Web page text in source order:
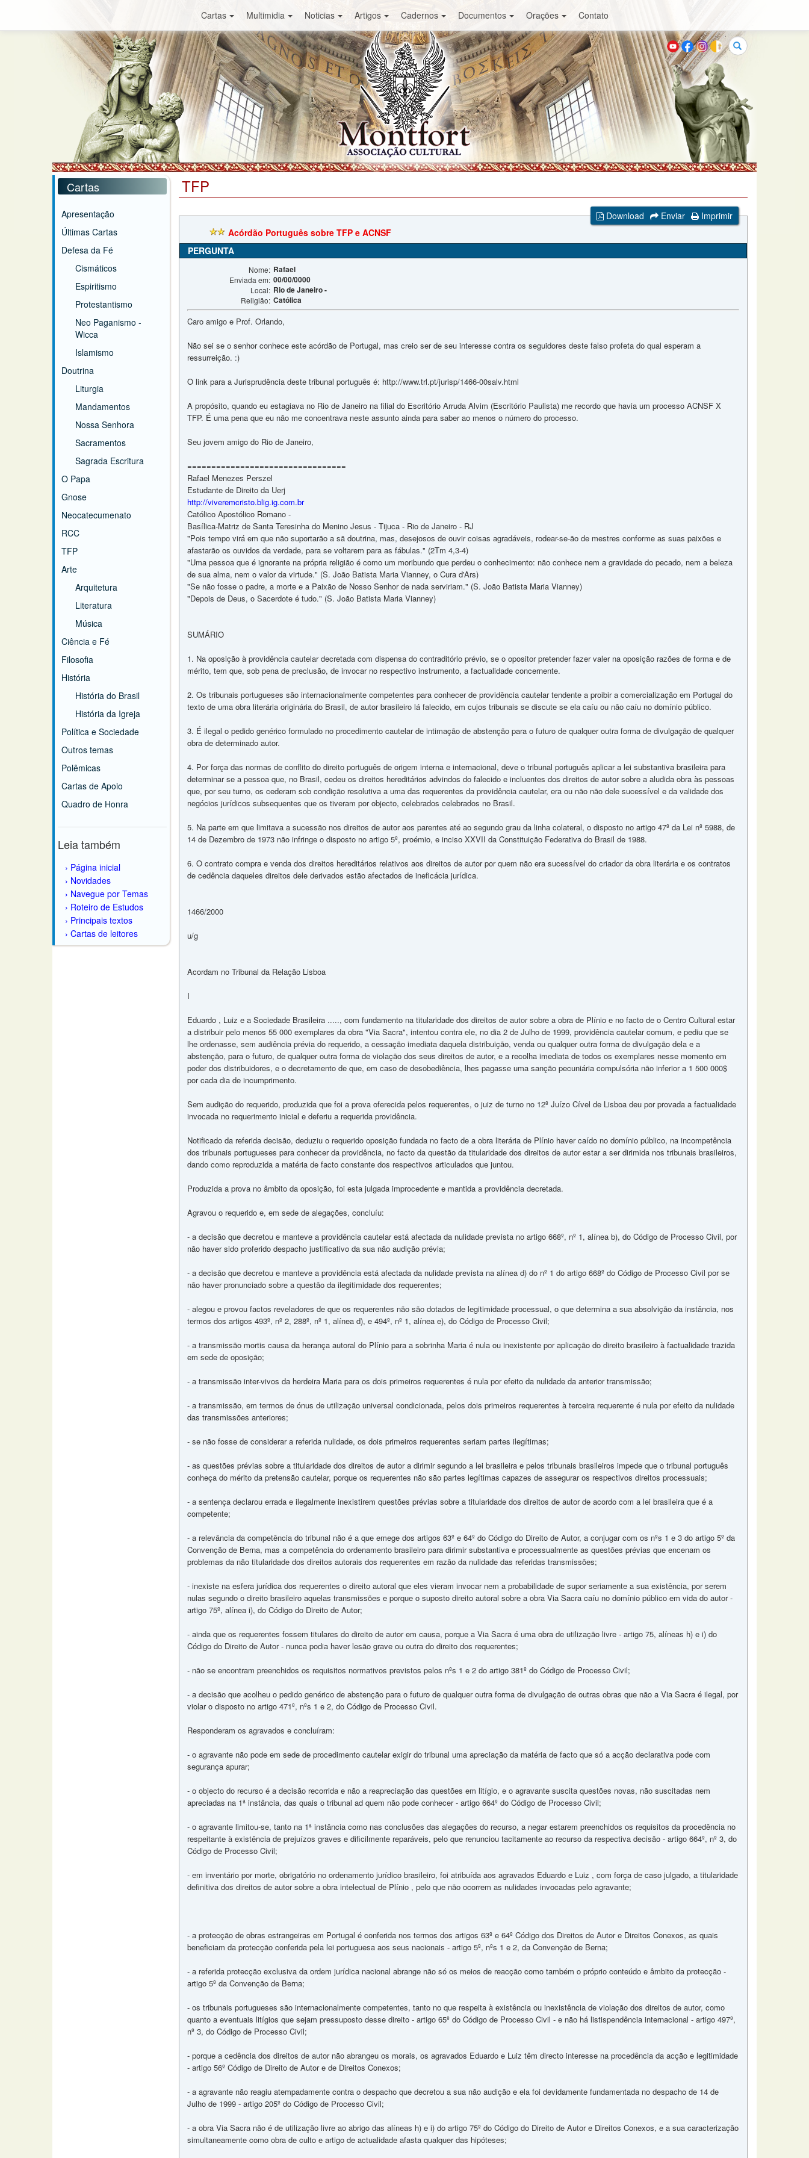
Cartas Multimidia Noticias Artigos Cadernos Documentos Orações Contato
Buscar
Cartas
Apresentação
Últimas Cartas
Defesa da Fé
Cismáticos
Espiritismo
Protestantismo
Neo Paganismo -
Wicca
Islamismo
Doutrina
Liturgia
Mandamentos
Nossa Senhora
Sacramentos
Sagrada Escritura
O Papa
Gnose
Neocatecumenato
RCC
TFP
Arte
Arquitetura
Literatura
Música
Ciência e Fé
Filosofia
História
História do Brasil
História da Igreja
Política e Sociedade
Outros temas
Polêmicas
Cartas de Apoio
Quadro de Honra
Leia também
Página inicial
Novidades
Navegue por Temas
Roteiro de Estudos
Principais textos
Cartas de leitores
TFP
Download Enviar
Imprimir
Acórdão Português sobre TFP e ACNSF
PERGUNTA
Nome: Rafael
Enviada em: 00/00/0000
Local: Rio de Janeiro -
Religião: Católica
Caro amigo e Prof. Orlando,
Não sei se o senhor conhece este acórdão de Portugal, mas creio ser de seu interesse contra os seguidores deste falso profeta do qual esperam a
ressurreição. :)
O link para a Jurisprudência deste tribunal português é: http://www.trl.pt/jurisp/1466-00salv.html
A propósito, quando eu estagiava no Rio de Janeiro na filial do Escritório Arruda Alvim (Escritório Paulista) me recordo que havia um processo ACNSF X
TFP. É uma pena que eu não me concentrava neste assunto ainda para saber ao menos o número do processo.
Seu jovem amigo do Rio de Janeiro,
=================================
Rafael Menezes Perszel
Estudante de Direito da Uerj
http://viveremcristo.blig.ig.com.br
Católico Apostólico Romano -
Basílica-Matriz de Santa Teresinha do Menino Jesus - Tijuca - Rio de Janeiro - RJ
"Pois tempo virá em que não suportarão a sã doutrina, mas, desejosos de ouvir coisas agradáveis, rodear-se-ão de mestres conforme as suas paixões e
afastarão os ouvidos da verdade, para se voltarem para as fábulas." (2Tm 4,3-4)
"Uma pessoa que é ignorante na própria religião é como um moribundo que perdeu o conhecimento: não conhece nem a gravidade do pecado, nem a beleza
de sua alma, nem o valor da virtude." (S. João Batista Maria Vianney, o Cura d'Ars)
"Se não fosse o padre, a morte e a Paixão de Nosso Senhor de nada serviriam." (S. João Batista Maria Vianney)
"Depois de Deus, o Sacerdote é tudo." (S. João Batista Maria Vianney)
SUMÁRIO
1. Na oposição à providência cautelar decretada com dispensa do contraditório prévio, se o opositor pretender fazer valer na oposição razões de forma e de
mérito, tem que, sob pena de preclusão, de invocar no respectivo instrumento, a factualidade concernente.
2. Os tribunais portugueses são internacionalmente competentes para conhecer de providência cautelar tendente a proibir a comercialização em Portugal do
texto de uma obra literária originária do Brasil, de autor brasileiro lá falecido, em cujos tribunais se discute se ela caíu ou não caíu no domínio público.
3. É ilegal o pedido genérico formulado no procedimento cautelar de intimação de abstenção para o futuro de qualquer outra forma de divulgação de qualquer
obra de determinado autor.
4. Por força das normas de conflito do direito português de origem interna e internacional, deve o tribunal português aplicar a lei substantiva brasileira para
determinar se a pessoa que, no Brasil, cedeu os direitos hereditários advindos do falecido e incluentes dos direitos de autor sobre a aludida obra às pessoas
que, por seu turno, os cederam sob condição resolutiva a uma das requerentes da providência cautelar, era ou não não dele sucessível e da validade dos
negócios jurídicos subsequentes que os tiveram por objecto, celebrados celebrados no Brasil.
5. Na parte em que limitava a sucessão nos direitos de autor aos parentes até ao segundo grau da linha colateral, o disposto no artigo 47º da Lei nº 5988, de
14 de Dezembro de 1973 não infringe o disposto no artigo 5º, proémio, e inciso XXVII da Constituição Federativa do Brasil de 1988.
6. O contrato compra e venda dos direitos hereditários relativos aos direitos de autor por quem não era sucessível do criador da obra literária e os contratos
de cedência daqueles direitos dele derivados estão afectados de ineficácia jurídica.
1466/2000
u/g
Acordam no Tribunal da Relação Lisboa
I
Eduardo , Luiz e a Sociedade Brasileira ....., com fundamento na titularidade dos direitos de autor sobre a obra de Plínio e no facto de o Centro Cultural estar
a distribuir pelo menos 55 000 exemplares da obra "Via Sacra", intentou contra ele, no dia 2 de Julho de 1999, providência cautelar comum, e pediu que se
lhe ordenasse, sem audiência prévia do requerido, a cessação imediata daquela distribuição, venda ou qualquer outra forma de divulgação dela e a
abstenção, para o futuro, de qualquer outra forma de violação dos seus direitos de autor, e a recolha imediata de todos os exemplares nesse momento em
poder dos distribuidores, e o decretamento de que, em caso de desobediência, lhes pagasse uma sanção pecuniária compulsória não inferior a 1 500 000$
por cada dia de incumprimento.
Sem audição do requerido, produzida que foi a prova oferecida pelos requerentes, o juiz de turno no 12º Juízo Cível de Lisboa deu por provada a factualidade
invocada no requerimento inicial e deferiu a requerida providência.
Notificado da referida decisão, deduziu o requerido oposição fundada no facto de a obra literária de Plínio haver caído no domínio público, na incompetência
dos tribunais portugueses para conhecer da providência, no facto da questão da titularidade dos direitos de autor estar a ser dirimida nos tribunais brasileiros,
dando como reproduzida a matéria de facto constante dos respectivos articulados que juntou.
Produzida a prova no âmbito da oposição, foi esta julgada improcedente e mantida a providência decretada.
Agravou o requerido e, em sede de alegações, concluíu:
- a decisão que decretou e manteve a providência cautelar está afectada da nulidade prevista no artigo 668º, nº 1, alínea b), do Código de Processo Civil, por
não haver sido proferido despacho justificativo da sua não audição prévia;
- a decisão que decretou e manteve a providência está afectada da nulidade prevista na alínea d) do nº 1 do artigo 668º do Código de Processo Civil por se
não haver pronunciado sobre a questão da ilegitimidade dos requerentes;
- alegou e provou factos reveladores de que os requerentes não são dotados de legitimidade processual, o que determina a sua absolvição da instância, nos
termos dos artigos 493º, nº 2, 288º, nº 1, alínea d), e 494º, nº 1, alínea e), do Código de Processo Civil;
- a transmissão mortis causa da herança autoral do Plínio para a sobrinha Maria é nula ou inexistente por aplicação do direito brasileiro à factualidade trazida
em sede de oposição;
- a transmissão inter-vivos da herdeira Maria para os dois primeiros requerentes é nula por efeito da nulidade da anterior transmissão;
- a transmissão, em termos de ónus de utilização universal condicionada, pelos dois primeiros requerentes à terceira requerente é nula por efeito da nulidade
das transmissões anteriores;
- se não fosse de considerar a referida nulidade, os dois primeiros requerentes seriam partes ilegítimas;
- as questões prévias sobre a titularidade dos direitos de autor a dirimir segundo a lei brasileira e pelos tribunais brasileiros impede que o tribunal português
conheça do mérito da pretensão cautelar, porque os requerentes não são partes legítimas capazes de assegurar os respectivos direitos processuais;
- a sentença declarou errada e ilegalmente inexistirem questões prévias sobre a titularidade dos direitos de autor de acordo com a lei brasileira que é a
competente;
- a relevância da competência do tribunal não é a que emege dos artigos 63º e 64º do Código do Direito de Autor, a conjugar com os nºs 1 e 3 do artigo 5º da
Convenção de Berna, mas a competência do ordenamento brasileiro para dirimir substantiva e processualmente as questões prévias que encenam os
problemas da não titularidade dos direitos autorais dos requerentes em razão da nulidade das referidas transmissões;
- inexiste na esfera jurídica dos requerentes o direito autoral que eles vieram invocar nem a probabilidade de supor seriamente a sua existência, por serem
nulas segundo o direito brasileiro aquelas transmissões e porque o suposto direito autoral sobre a obra Via Sacra caíu no domínio público em vida do autor -
artigo 75º, alínea i), do Código do Direito de Autor;
- ainda que os requerentes fossem titulares do direito de autor em causa, porque a Via Sacra é uma obra de utilização livre - artigo 75, alíneas h) e i) do
Código do Direito de Autor - nunca podia haver lesão grave ou outra do direito dos requerentes;
- não se encontram preenchidos os requisitos normativos previstos pelos nºs 1 e 2 do artigo 381º do Código de Processo Civil;
- a decisão que acolheu o pedido genérico de abstenção para o futuro de qualquer outra forma de divulgação de outras obras que não a Via Sacra é ilegal, por
violar o disposto no artigo 471º, nºs 1 e 2, do Código de Processo Civil.
Responderam os agravados e concluíram:
- o agravante não pode em sede de procedimento cautelar exigir do tribunal uma apreciação da matéria de facto que só a acção declarativa pode com
segurança apurar;
- o objecto do recurso é a decisão recorrida e não a reapreciação das questões em litígio, e o agravante suscita questões novas, não suscitadas nem
apreciadas na 1ª instância, das quais o tribunal ad quem não pode conhecer - artigo 664º do Código de Processo Civil;
- o agravante limitou-se, tanto na 1ª instância como nas conclusões das alegações do recurso, a negar estarem preenchidos os requisitos da procedência no
respeitante à existência de prejuízos graves e dificilmente reparáveis, pelo que renunciou tacitamente ao recurso da respectiva decisão - artigo 664º, nº 3, do
Código de Processo Civil;
- em inventário por morte, obrigatório no ordenamento jurídico brasileiro, foi atribuída aos agravados Eduardo e Luiz , com força de caso julgado, a titularidade
definitiva dos direitos de autor sobre a obra intelectual de Plínio , pelo que não ocorrem as nulidades invocadas pelo agravante;
- a protecção de obras estrangeiras em Portugal é conferida nos termos dos artigos 63º e 64º Código dos Direitos de Autor e Direitos Conexos, as quais
beneficiam da protecção conferida pela lei portuguesa aos seus nacionais - artigo 5º, nºs 1 e 2, da Convenção de Berna;
- a referida protecção exclusiva da ordem jurídica nacional abrange não só os meios de reacção como também o próprio conteúdo e âmbito da protecção -
artigo 5º da Convenção de Berna;
- os tribunais portugueses são internacionalmente competentes, tanto no que respeita à existência ou inexistência de violação dos direitos de autor, como
quanto a eventuais litígios que sejam pressuposto desse direito - artigo 65º do Código de Processo Civil - e não há listispendência internacional - artigo 497º,
nº 3, do Código de Processo Civil;
- porque a cedência dos direitos de autor não abrangeu os morais, os agravados Eduardo e Luiz têm directo interesse na procedência da acção e legitimidade
- artigo 56º Código de Direito de Autor e de Direitos Conexos;
- a agravante não reagiu atempadamente contra o despacho que decretou a sua não audição e ela foi devidamente fundamentada no despacho de 14 de
Julho de 1999 - artigo 205º do Código de Processo Civil;
- a obra Via Sacra não é de utilização livre ao abrigo das alíneas h) e i) do artigo 75º do Código do Direito de Autor e Direitos Conexos, e a sua caracterização
simultaneamente como obra de culto e artigo de actualidade afasta qualquer das hipóteses;